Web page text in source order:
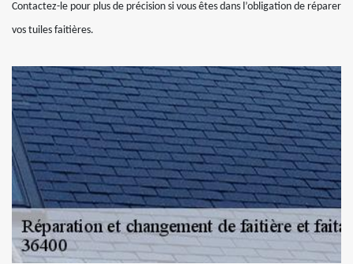
Contactez-le pour plus de précision si vous êtes dans l’obligation de réparer
vos tuiles faitières.